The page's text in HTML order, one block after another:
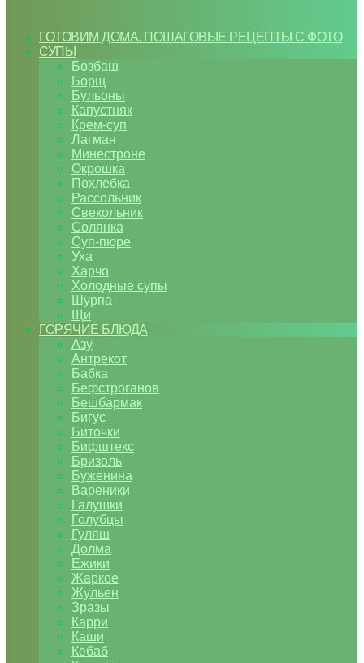
ГОТОВИМ ДОМА. ПОШАГОВЫЕ РЕЦЕПТЫ С ФОТО
СУПЫ
Бозбаш
Борщ
Бульоны
Капустняк
Крем-суп
Лагман
Минестроне
Окрошка
Похлебка
Рассольник
Свекольник
Солянка
Суп-пюре
Уха
Харчо
Холодные супы
Шурпа
Щи
ГОРЯЧИЕ БЛЮДА
Азу
Антрекот
Бабка
Бефстроганов
Бешбармак
Бигус
Биточки
Бифштекс
Бризоль
Буженина
Вареники
Галушки
Голубцы
Гуляш
Долма
Ежики
Жаркое
Жульен
Зразы
Карри
Каши
Кебаб